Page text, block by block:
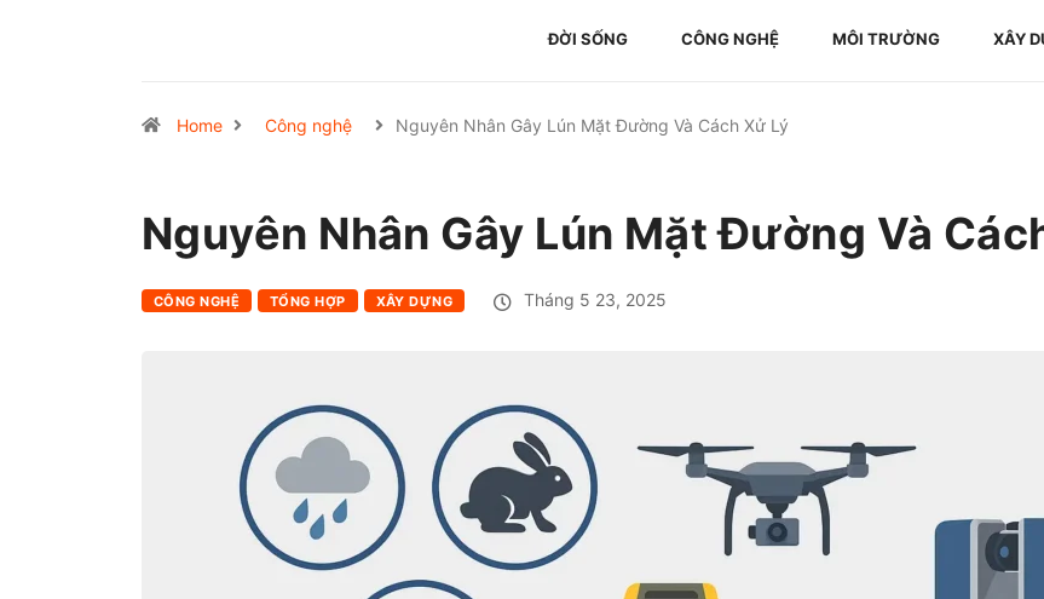
ĐỜI SỐNG CÔNG NGHỆ MÔI TRƯỜNG XÂY
Home Công nghệ Nguyên Nhân Gây Lún Mặt Đường Và Cách Xử Lý
Nguyên Nhân Gây Lún Mặt Đường Và
CÔNG NGHỆ TỔNG HỢP XÂY DỰNG Tháng 5 23, 2025